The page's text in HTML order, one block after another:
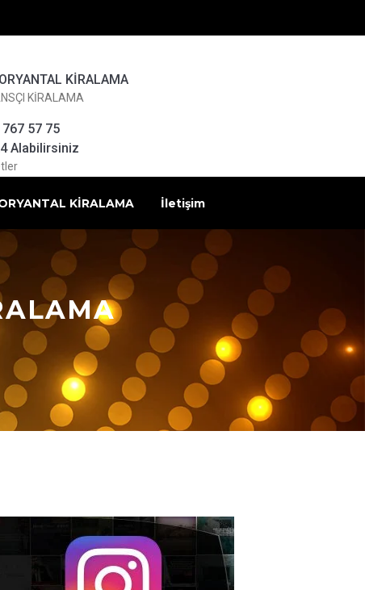
KİRALAMA
KİRALAMA
57 75
Alabilirsiniz
KİRALAMA İletişim